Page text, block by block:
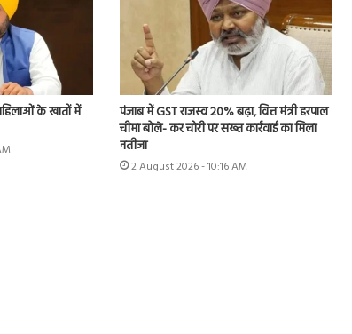
के खातों में
पंजाब में GST राजस्व 20% बढ़ा, वित्त मंत्री हरपाल
चीमा बोले- कर चोरी पर सख्त कार्रवाई का मिला
नतीजा
2 August 2026 - 10:16 AM